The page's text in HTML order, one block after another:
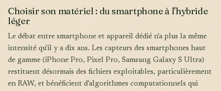
Choisir son matériel : du smartphone à l'hybride
léger
Le débat entre smartphone et appareil dédié n'a plus la même
intensité qu'il y a dix ans. Les capteurs des smartphones haut
de gamme (iPhone Pro, Pixel Pro, Samsung Galaxy S Ultra)
restituent désormais des fichiers exploitables, particulièrement
en RAW, et bénéficient d'algorithmes computationnels qui